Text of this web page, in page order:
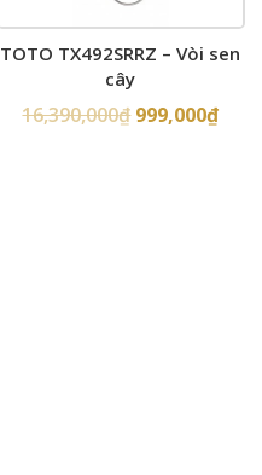
TOTO TX492SRRZ – Vòi sen
cây
16,390,000₫ 999,000₫